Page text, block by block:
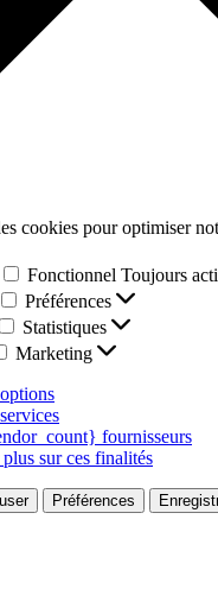
cookies pour optimiser
Fonctionnel Toujours
Préférences
Statistiques
Marketing
fournisseurs
sur ces finalités
Préférences